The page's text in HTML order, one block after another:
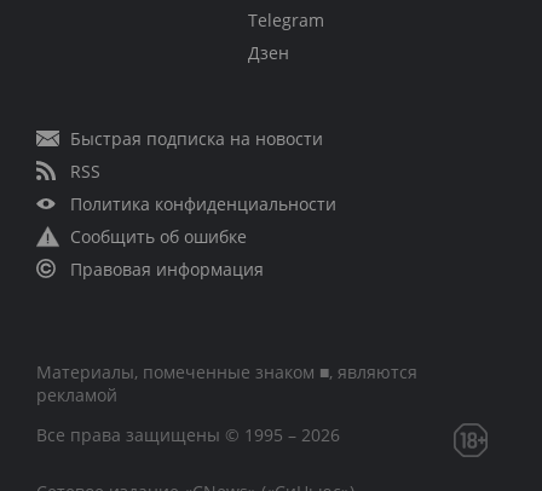
Telegram
Дзен
Быстрая подписка на новости
RSS
Политика конфиденциальности
Сообщить об ошибке
Правовая информация
Материалы, помеченные знаком ■, являются
рекламой
Все права защищены © 1995 – 2026